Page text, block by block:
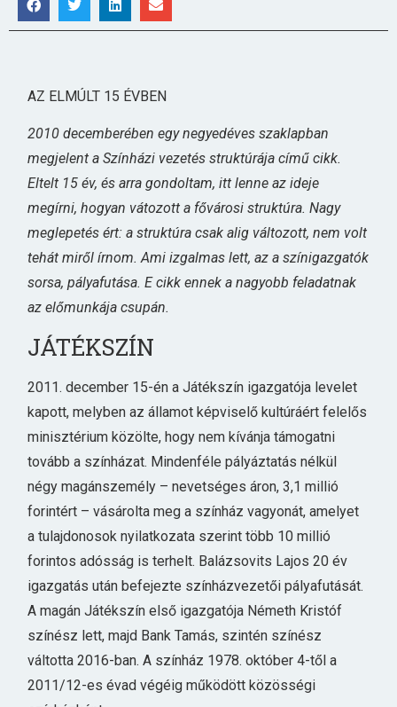
AZ ELMÚLT 15 ÉVBEN
2010 decemberében egy negyedéves szaklapban
megjelent a Színházi vezetés struktúrája című cikk.
Eltelt 15 év, és arra gondoltam, itt lenne az ideje
megírni, hogyan vátozott a fővárosi struktúra. Nagy
meglepetés ért: a struktúra csak alig változott, nem volt
tehát miről írnom. Ami izgalmas lett, az a színigazgatók
sorsa, pályafutása. E cikk ennek a nagyobb feladatnak
az előmunkája csupán.
JÁTÉKSZÍN
2011. december 15-én a Játékszín igazgatója levelet
kapott, melyben az államot képviselő kultúráért felelős
minisztérium közölte, hogy nem kívánja támogatni
tovább a színházat. Mindenféle pályáztatás nélkül
négy magánszemély – nevetséges áron, 3,1 millió
forintért – vásárolta meg a színház vagyonát, amelyet
a tulajdonosok nyilatkozata szerint több 10 millió
forintos adósság is terhelt. Balázsovits Lajos 20 év
igazgatás után befejezte színházvezetői pályafutását.
A magán Játékszín első igazgatója Németh Kristóf
színész lett, majd Bank Tamás, szintén színész
váltotta 2016-ban. A színház 1978. október 4-től a
2011/12-es évad végéig működött közösségi